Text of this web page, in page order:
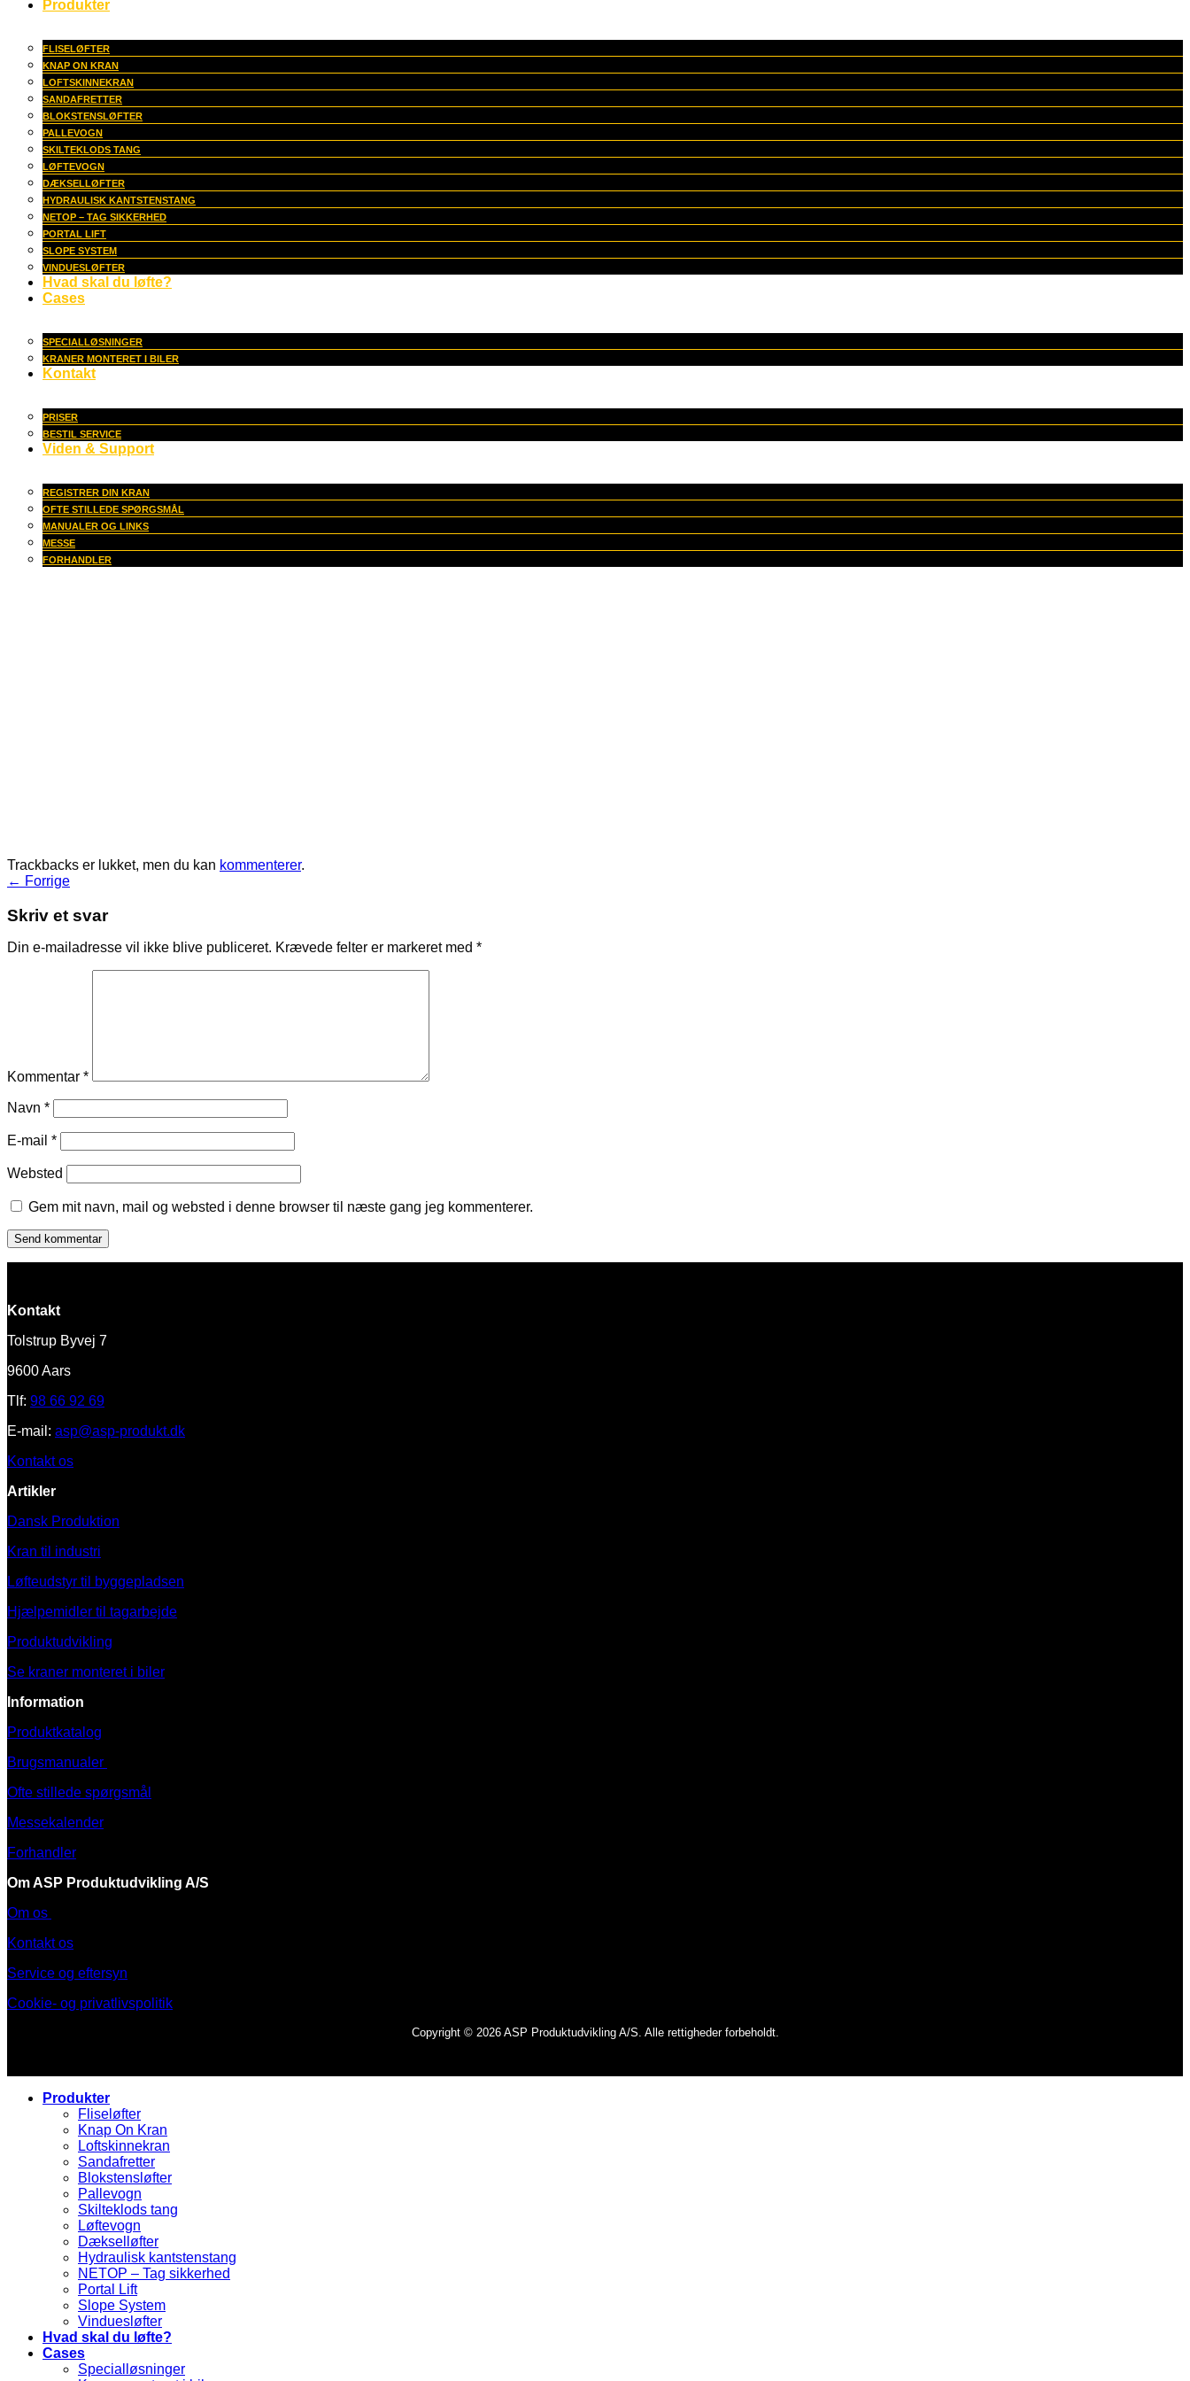
Produkter
FLISELØFTER
KNAP ON KRAN
LOFTSKINNEKRAN
SANDAFRETTER
BLOKSTENSLØFTER
PALLEVOGN
SKILTEKLODS TANG
LØFTEVOGN
DÆKSELLØFTER
HYDRAULISK KANTSTENSTANG
NETOP – TAG SIKKERHED
PORTAL LIFT
SLOPE SYSTEM
VINDUESLØFTER
Hvad skal du løfte?
Cases
SPECIALLØSNINGER
KRANER MONTERET I BILER
Kontakt
PRISER
BESTIL SERVICE
Viden & Support
REGISTRER DIN KRAN
OFTE STILLEDE SPØRGSMÅL
MANUALER OG LINKS
MESSE
FORHANDLER
Trackbacks er lukket, men du kan kommenterer.
← Forrige
Skriv et svar
Din e-mailadresse vil ikke blive publiceret. Krævede felter er markeret med *
Kommentar *
Navn *
E-mail *
Websted
Gem mit navn, mail og websted i denne browser til næste gang jeg kommenterer.
Kontakt
Tolstrup Byvej 7
9600 Aars
Tlf: 98 66 92 69
E-mail: asp@asp-produkt.dk
Kontakt os
Artikler
Dansk Produktion
Kran til industri
Løfteudstyr til byggepladsen
Hjælpemidler til tagarbejde
Produktudvikling
Se kraner monteret i biler
Information
Produktkatalog
Brugsmanualer
Ofte stillede spørgsmål
Messekalender
Forhandler
Om ASP Produktudvikling A/S
Om os
Kontakt os
Service og eftersyn
Cookie- og privatlivspolitik
Copyright © 2026 ASP Produktudvikling A/S. Alle rettigheder forbeholdt.
Produkter
Fliseløfter
Knap On Kran
Loftskinnekran
Sandafretter
Blokstensløfter
Pallevogn
Skilteklods tang
Løftevogn
Dækselløfter
Hydraulisk kantstenstang
NETOP – Tag sikkerhed
Portal Lift
Slope System
Vinduesløfter
Hvad skal du løfte?
Cases
Specialløsninger